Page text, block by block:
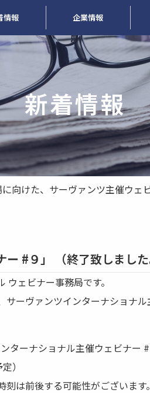
情報 企業情報
新着情報
に向けた、サーヴァンツ主催ウェ
#９」 （終了致しました
ェビナー事務局です。
ーヴァンツインターナショナ
ーナショナル主催ウェビナー #
）
は前後する可能性がございます